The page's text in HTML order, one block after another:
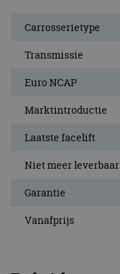
Carrosserietype
Transmissie
Euro NCAP
Marktintroductie
Laatste facelift
Niet meer leverbaar
Garantie
Vanafprijs